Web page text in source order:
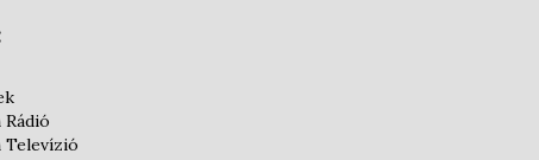
Televízió